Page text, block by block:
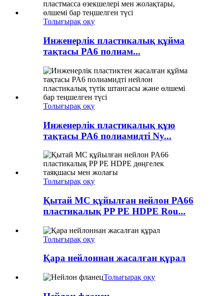
Толығырақ оқу
Инженерлік пластикалық құйма
тақтасы PA6 полиам...
Толығырақ оқу
Инженерлік пластикалық құю
тақтасы PA6 полиамидті Ny...
Толығырақ оқу
Қытай MC құйылған нейлон PA66
пластикалық PP PE HDPE Rou...
Толығырақ оқу
Қара нейлоннан жасалған құрал
Толығырақ оқу